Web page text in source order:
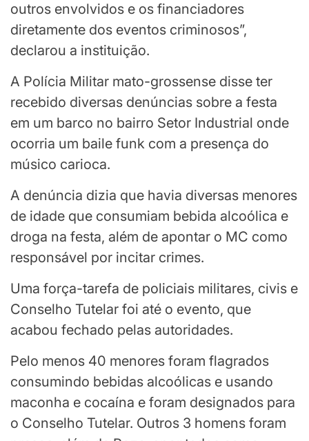
outros envolvidos e os financiadores
diretamente dos eventos criminosos”,
declarou a instituição.
A Polícia Militar mato-grossense disse ter
recebido diversas denúncias sobre a festa
em um barco no bairro Setor Industrial onde
ocorria um baile funk com a presença do
músico carioca.
A denúncia dizia que havia diversas menores
de idade que consumiam bebida alcoólica e
droga na festa, além de apontar o MC como
responsável por incitar crimes.
Uma força-tarefa de policiais militares, civis e
Conselho Tutelar foi até o evento, que
acabou fechado pelas autoridades.
Pelo menos 40 menores foram flagrados
consumindo bebidas alcoólicas e usando
maconha e cocaína e foram designados para
o Conselho Tutelar. Outros 3 homens foram